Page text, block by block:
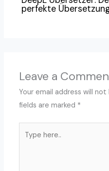
perfekte
Leave a
Your email address will not
fields are marked *